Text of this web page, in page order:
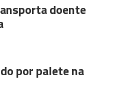
doente
por palete na